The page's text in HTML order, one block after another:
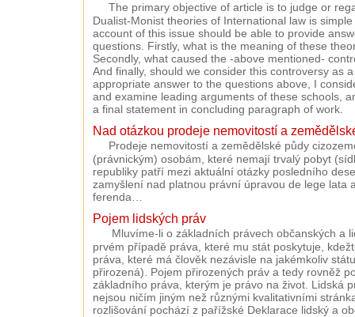
The primary objective of article is to judge or
Dualist-Monist theories of International law is
account of this issue should be able to provide
questions. Firstly, what is the meaning of these
Secondly, what caused the -above mentioned-
And finally, should we consider this controversy as
appropriate answer to the questions above, I
and examine leading arguments of these schools,
a final statement in concluding paragraph of work.
Nad otázkou prodeje nemovitostí a
Prodeje nemovitostí a zemědělské půdy
(právnickým) osobám, které nemají trvalý pobyt
republiky patří mezi aktuální otázky posledního
zamyšlení nad platnou právní úpravou de lege lata
ferenda…
Pojem lidských práv
Mluvíme-li o základních právech občanských a
prvém případě práva, které mu stát poskytuje,
práva, které má člověk nezávisle na jakémkoliv
přirozená). Pojem přirozených práv a tedy rovněž
základního práva, kterým je právo na život. Lidská
nejsou ničím jiným než různými kvalitativními
rozlišování pochází z pařížské Deklarace lidský a